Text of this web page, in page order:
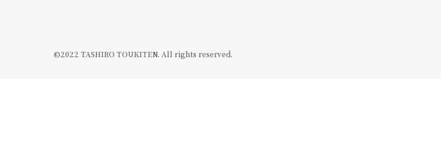
©2022 TASHIRO TOUKITEN. All rights reserved.